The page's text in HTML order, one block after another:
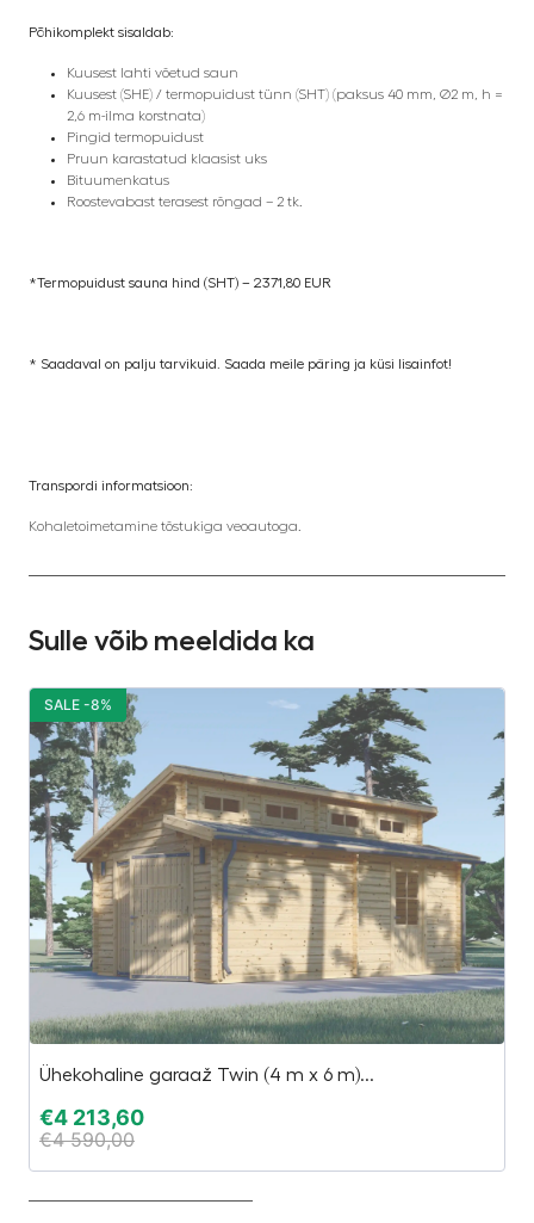
Põhikomplekt sisaldab:
Kuusest lahti võetud saun
Kuusest (SHE) / termopuidust tünn (SHT) (paksus 40 mm, Ø2 m, h =
2,6 m-ilma korstnata)
Pingid termopuidust
Pruun karastatud klaasist uks
Bituumenkatus
Roostevabast terasest rõngad – 2 tk.
*Termopuidust sauna hind (SHT) – 2371,80 EUR
* Saadaval on palju tarvikuid. Saada meile päring ja küsi lisainfot!
Transpordi informatsioon:
Kohaletoimetamine tõstukiga veoautoga.
Sulle võib meeldida ka
Ühekohaline garaaž Twin (4 m x 6 m)...
€4 213,60
€4 590,00
SALE -8%